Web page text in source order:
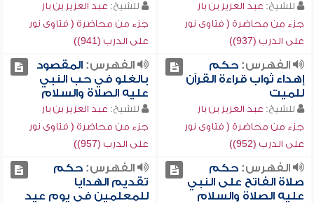
للشيخ: عبد العزيز بن باز
جزء من محاضرة ( فتاوى نور
على الدرب (937))
للشيخ: عبد العزيز بن باز
جزء من محاضرة ( فتاوى نور
على الدرب (941))
الفهرس:حكم
إهداء ثواب قراءة القرآن
للميت
للشيخ: عبد العزيز بن باز
جزء من محاضرة ( فتاوى نور
على الدرب (952))
الفهرس:المقصود
بالغلو في حب النبي
عليه الصلاة والسلام
للشيخ: عبد العزيز بن باز
جزء من محاضرة ( فتاوى نور
على الدرب (957))
الفهرس:حكم
صلاة الفاتح على النبي
عليه الصلاة والسلام
الفهرس:حكم
تقديم الهدايا
للمعلمين في يوم عيد